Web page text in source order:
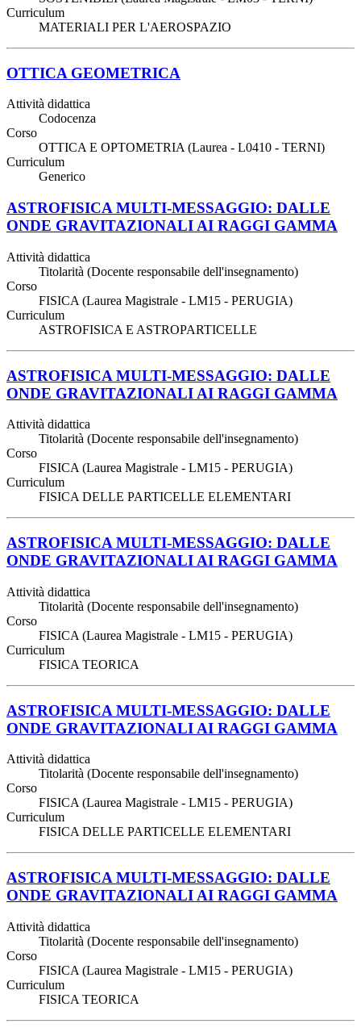
Curriculum
MATERIALI PER L'AEROSPAZIO
OTTICA GEOMETRICA
Attività didattica
Codocenza
Corso
OTTICA E OPTOMETRIA (Laurea - L0410 - TERNI)
Curriculum
Generico
ASTROFISICA MULTI-MESSAGGIO: DALLE
ONDE GRAVITAZIONALI AI RAGGI GAMMA
Attività didattica
Titolarità (Docente responsabile dell'insegnamento)
Corso
FISICA (Laurea Magistrale - LM15 - PERUGIA)
Curriculum
ASTROFISICA E ASTROPARTICELLE
ASTROFISICA MULTI-MESSAGGIO: DALLE
ONDE GRAVITAZIONALI AI RAGGI GAMMA
Attività didattica
Titolarità (Docente responsabile dell'insegnamento)
Corso
FISICA (Laurea Magistrale - LM15 - PERUGIA)
Curriculum
FISICA DELLE PARTICELLE ELEMENTARI
ASTROFISICA MULTI-MESSAGGIO: DALLE
ONDE GRAVITAZIONALI AI RAGGI GAMMA
Attività didattica
Titolarità (Docente responsabile dell'insegnamento)
Corso
FISICA (Laurea Magistrale - LM15 - PERUGIA)
Curriculum
FISICA TEORICA
ASTROFISICA MULTI-MESSAGGIO: DALLE
ONDE GRAVITAZIONALI AI RAGGI GAMMA
Attività didattica
Titolarità (Docente responsabile dell'insegnamento)
Corso
FISICA (Laurea Magistrale - LM15 - PERUGIA)
Curriculum
FISICA DELLE PARTICELLE ELEMENTARI
ASTROFISICA MULTI-MESSAGGIO: DALLE
ONDE GRAVITAZIONALI AI RAGGI GAMMA
Attività didattica
Titolarità (Docente responsabile dell'insegnamento)
Corso
FISICA (Laurea Magistrale - LM15 - PERUGIA)
Curriculum
FISICA TEORICA